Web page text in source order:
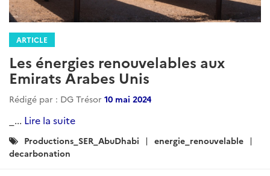
ARTICLE
Les énergies renouvelables aux
Emirats Arabes Unis
Rédigé par : DG Trésor 10 mai 2024
_... Lire la suite
Catégories
:
Productions_SER_AbuDhabi
energie_renouvelable
decarbonation